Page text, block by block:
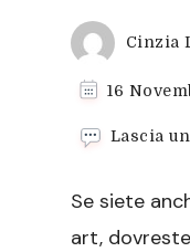
Cinzia
16
Lascia
Se siete
art,